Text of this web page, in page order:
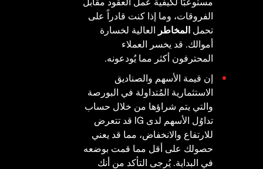
الفروقات، وما إذا كنت قادراً على
تحمل المخاطر العالية لخسارة
أموالك. قد يخسر العملاء
المحترفون أكثر مما يُودعونه.
إن قيمة الأسهم والصناديق
الاستثمارية المُتداولة في البورصة
والتي يتم شراؤها من خلال حساب
تداوُل الأسهم لدى IG قد تتعرض
للارتفاع والانخفاض، مما قد يعني
حصولك على أقل مما قمت بوضعه
في البداية. يُرجى التأكد من أنك